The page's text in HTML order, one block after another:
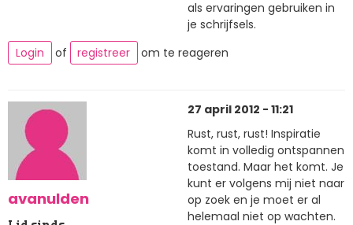
als ervaringen gebruiken in
je schrijfsels.
Login
of registreer om te reageren
avanulden
27 april 2012 - 11:21
Rust, rust, rust! Inspiratie
komt in volledig ontspannen
toestand. Maar het komt. Je
kunt er volgens mij niet naar
op zoek en je moet er al
helemaal niet op wachten.